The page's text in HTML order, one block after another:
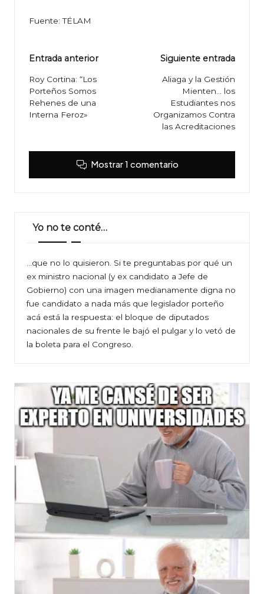
Fuente: TÉLAM
Navegación
de
entradas
Entrada anterior
Roy Cortina: “Los
Porteños Somos
Rehenes de una
Interna Feroz»
Siguiente entrada
Aliaga y la Gestión
Mienten… los
Estudiantes nos
Organizamos Contra
las Acreditaciones
Mostrar 1 comentario
Yo no te conté…
…que no lo quisieron. Si te preguntabas por qué un
ex ministro nacional (y ex candidato a Jefe de
Gobierno) con una imagen medianamente digna no
fue candidato a nada más que legislador porteño
acá está la respuesta: el bloque de diputados
nacionales de su frente le bajó el pulgar y lo vetó de
la boleta para el Congreso.